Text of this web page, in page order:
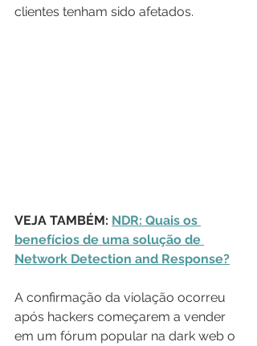
clientes tenham sido afetados.
VEJA TAMBÉM: NDR: Quais os
benefícios de uma solução de
Network Detection and Response?
A confirmação da violação ocorreu
após hackers começarem a vender
em um fórum popular na dark web o